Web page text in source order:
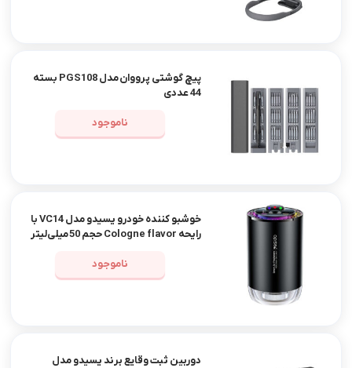
پیچ گوشتی پرووان مدل PGS108 بسته
44 عددی
ناموجود
خوشبو کننده خودرو یسیدو مدل VC14 با
رایحه Cologne flavor حجم 50 میلی‌لیتر
ناموجود
دوربین ثبت وقایع برند یسیدو مدل